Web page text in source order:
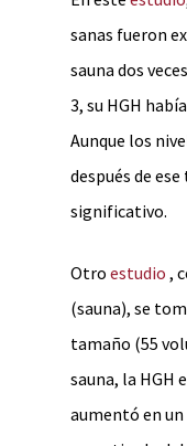
sanas fueron
sauna dos
3, su HGH
Aunque los
después de
significativo.
Otro estudio ,
(sauna), se
tamaño (55
sauna, la HGH
aumentó en un